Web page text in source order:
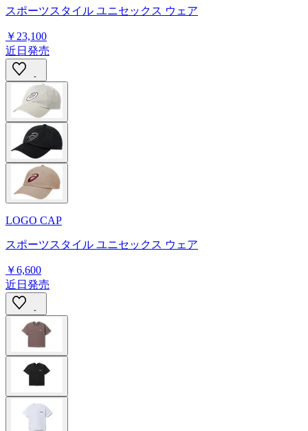
スポーツスタイル ユニセックス ウェア
￥23,100
近日発売
LOGO CAP
スポーツスタイル ユニセックス ウェア
￥6,600
近日発売